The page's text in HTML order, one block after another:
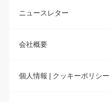
ニュースレター
会社概要
個人情報 | クッキーポリシー